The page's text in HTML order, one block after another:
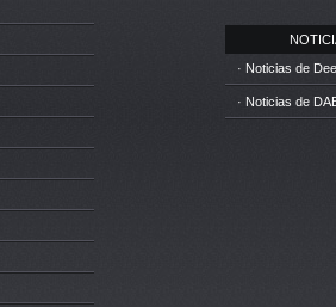
· Noticias de
· Noticias de